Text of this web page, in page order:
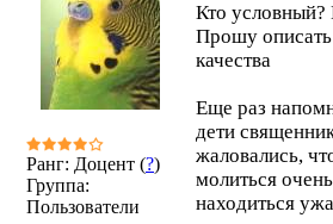
Ранг: Доцент (?)
Группа:
Пользователи
Кто
Прошу
качества
Еще раз
дети
жаловались,
молиться
находиться